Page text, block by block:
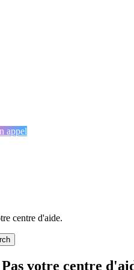
appel
centre d'aide.
votre centre